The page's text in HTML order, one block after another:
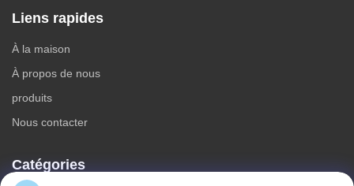
Liens rapides
À la maison
À propos de nous
produits
Nous contacter
Catégories